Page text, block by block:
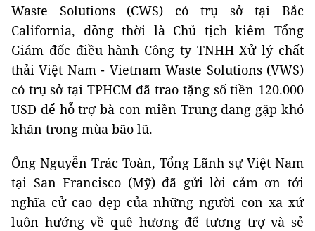
Waste Solutions (CWS) có trụ sở tại Bắc
California, đồng thời là Chủ tịch kiêm Tổng
Giám đốc điều hành Công ty TNHH Xử lý chất
thải Việt Nam - Vietnam Waste Solutions (VWS)
có trụ sở tại TPHCM đã trao tặng số tiền 120.000
USD để hỗ trợ bà con miền Trung đang gặp khó
khăn trong mùa bão lũ.
Ông Nguyễn Trác Toàn, Tổng Lãnh sự Việt Nam
tại San Francisco (Mỹ) đã gửi lời cảm ơn tới
nghĩa cử cao đẹp của những người con xa xứ
luôn hướng về quê hương để tương trợ và sẻ